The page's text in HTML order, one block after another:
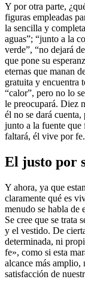
Y por otra parte,
figuras empleadas
la sencilla y
aguas”; “junto a la
verde”, “no dejará
que pone su
eternas que manan
gratuita y encuentra
“calor”, pero no lo
le preocupará. Diez
él no se dará
junto a la fuente que
faltará, él vive por fe.
El justo por
Y ahora, ya que
claramente qué es
menudo se habla de
Se cree que se trata
y el vestido. De
determinada, ni
fe», como si esta
alcance más amplio,
satisfacción de